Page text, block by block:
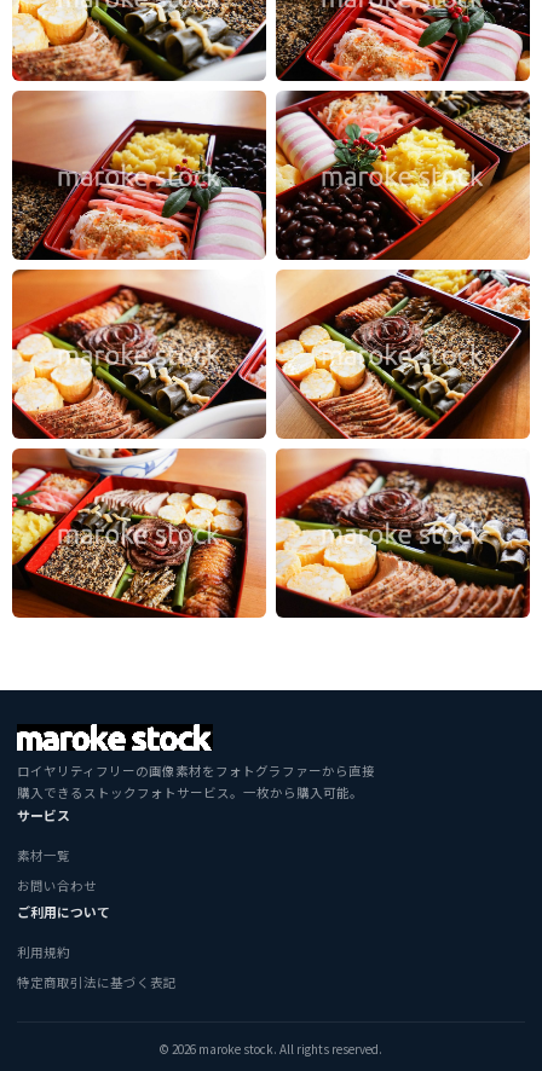
ロイヤリティフリーの画像素材をフォトグラファーから直接
購入できるストックフォトサービス。一枚から購入可能。
サービス
素材一覧
お問い合わせ
ご利用について
利用規約
特定商取引法に基づく表記
© 2026 maroke stock. All rights reserved.